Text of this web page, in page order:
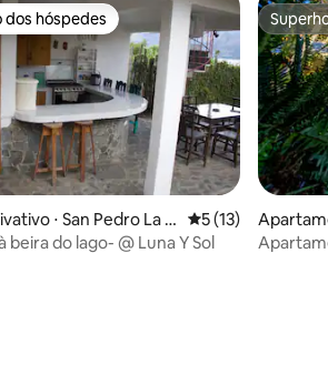
dos hóspedes
dos hóspedes
⋅ San Pedro La L
5 de uma
5 (13)
beira do lago- @ Luna Y Sol
aguna